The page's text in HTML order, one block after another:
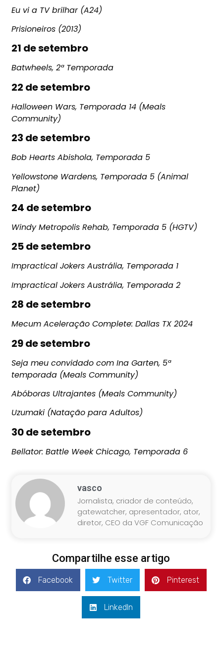
Eu vi a TV brilhar (A24)
Prisioneiros (2013)
21 de setembro
Batwheels, 2ª Temporada
22 de setembro
Halloween Wars, Temporada 14 (Meals
Community)
23 de setembro
Bob Hearts Abishola, Temporada 5
Yellowstone Wardens, Temporada 5 (Animal
Planet)
24 de setembro
Windy Metropolis Rehab, Temporada 5 (HGTV)
25 de setembro
Impractical Jokers Austrália, Temporada 1
Impractical Jokers Austrália, Temporada 2
28 de setembro
Mecum Aceleração Complete: Dallas TX 2024
29 de setembro
Seja meu convidado com Ina Garten, 5ª
temporada (Meals Community)
Abóboras Ultrajantes (Meals Community)
Uzumaki (Natação para Adultos)
30 de setembro
Bellator: Battle Week Chicago, Temporada 6
vasco
Jornalista, criador de conteúdo,
gatewatcher, apresentador, ator,
diretor, CEO da VGF Comunicação
Compartilhe esse artigo
Facebook Twitter Pinterest
LinkedIn